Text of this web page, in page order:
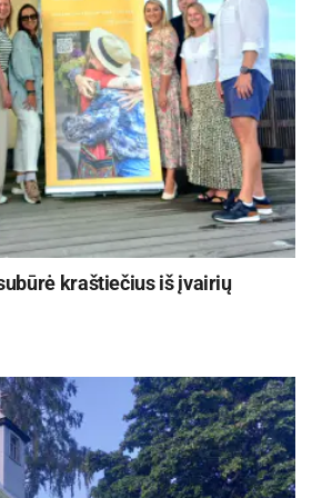
elgesio taisyklės:
perstojo. Net jei vanduo vos iki
privalo būti nuolat prižiūrimi.
tam skirtose vietose. Venkite
vietų, ypač ten, kur nėra
vandenį. Ežero ar upės dugnas
– gilus, akmenuotas ar su
jūsų ir kitų saugumui.
liemenes. Plaukiant valtimi ar
su vaikais – tai būtina.
Dėvėkite galvos apdangalus,
kraštiečius iš įvairių